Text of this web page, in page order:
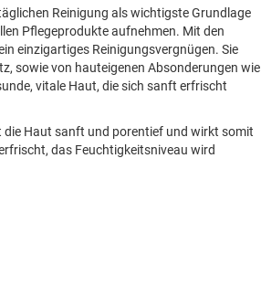
Reinigung als wichtigste Grundlage
Pflegeprodukte aufnehmen. Mit den
einzigartiges Reinigungsvergnügen. Sie
sowie von hauteigenen Absonderungen wie
vitale Haut, die sich sanft erfrischt
Haut sanft und porentief und wirkt somit
das Feuchtigkeitsniveau wird